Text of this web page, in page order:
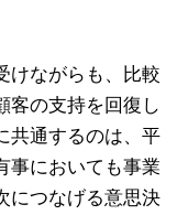
けながらも、比較
客の支持を回復し
共通するのは、平
事においても事業
につなげる意思決